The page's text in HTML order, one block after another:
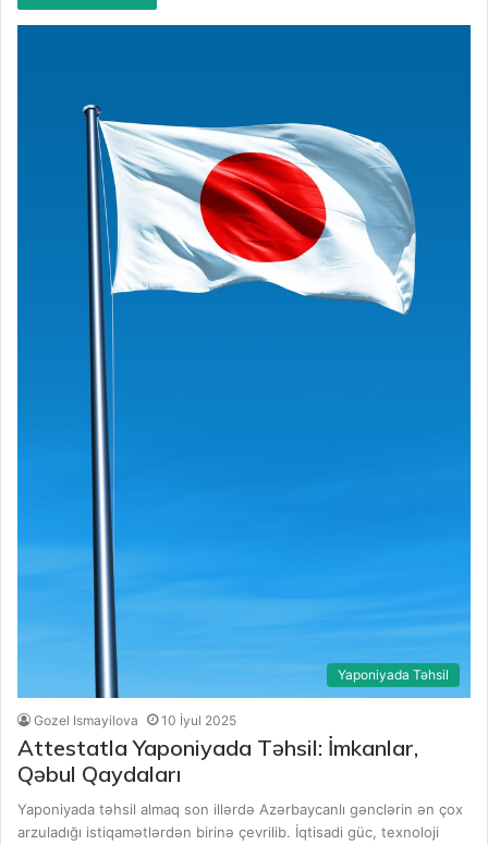
Yaponiyada Təhsil
Gozel Ismayilova 10 İyul 2025
Attestatla Yaponiyada Təhsil: İmkanlar,
Qəbul Qaydaları
Yaponiyada təhsil almaq son illərdə Azərbaycanlı gənclərin ən çox
arzuladığı istiqamətlərdən birinə çevrilib. İqtisadi güc, texnoloji